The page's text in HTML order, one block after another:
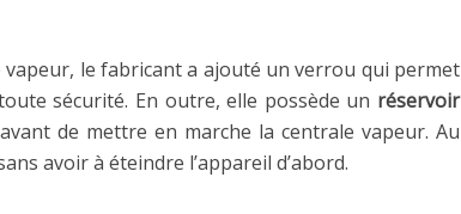
le fabricant a ajouté un verrou qui permet
sécurité. En outre, elle possède un réservoir
de mettre en marche la centrale vapeur. Au
avoir à éteindre l’appareil d’abord.